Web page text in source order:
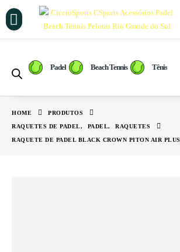
Padel Beach Tennis Tênis
HOME PRODUTOS
RAQUETES DE PADEL, PADEL, RAQUETES
RAQUETE DE PADEL BLACK CROWN PITON AIR PLUS